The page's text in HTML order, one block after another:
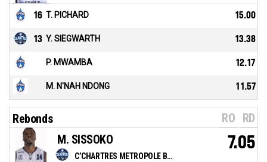
16 T. PICHARD 15.00
13 Y. SIEGWARTH 13.38
P. MWAMBA 12.17
M. N'NAH NDONG 11.57
Rebonds RO RD
C’CHARTRES METROPOLE BASKET
M. SISSOKO 7.05